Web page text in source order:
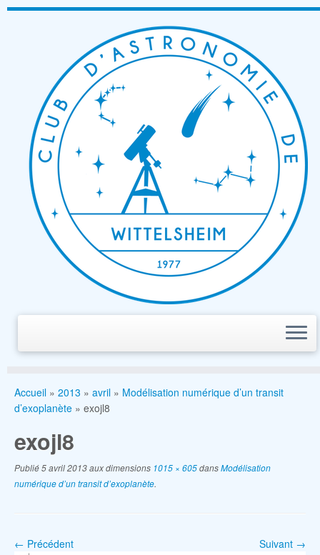
Passer
Accueil » 2013 » avril » Modélisation numérique d’un transit
d’exoplanète » exojl8
exojl8
Publié5 avril 2013aux dimensions 1015 × 605dansModélisation
numérique d’un transit d’exoplanète.
← Précédent Suivant →